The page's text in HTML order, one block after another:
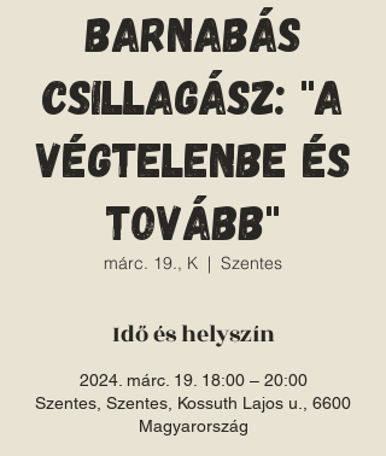
Barnabás
csillagász: "A
végtelenbe és
tovább"
márc. 19., K
  |
Szentes
Idő és helyszín
2024. márc. 19. 18:00 – 20:00
Szentes, Szentes, Kossuth Lajos u., 6600
Magyarország